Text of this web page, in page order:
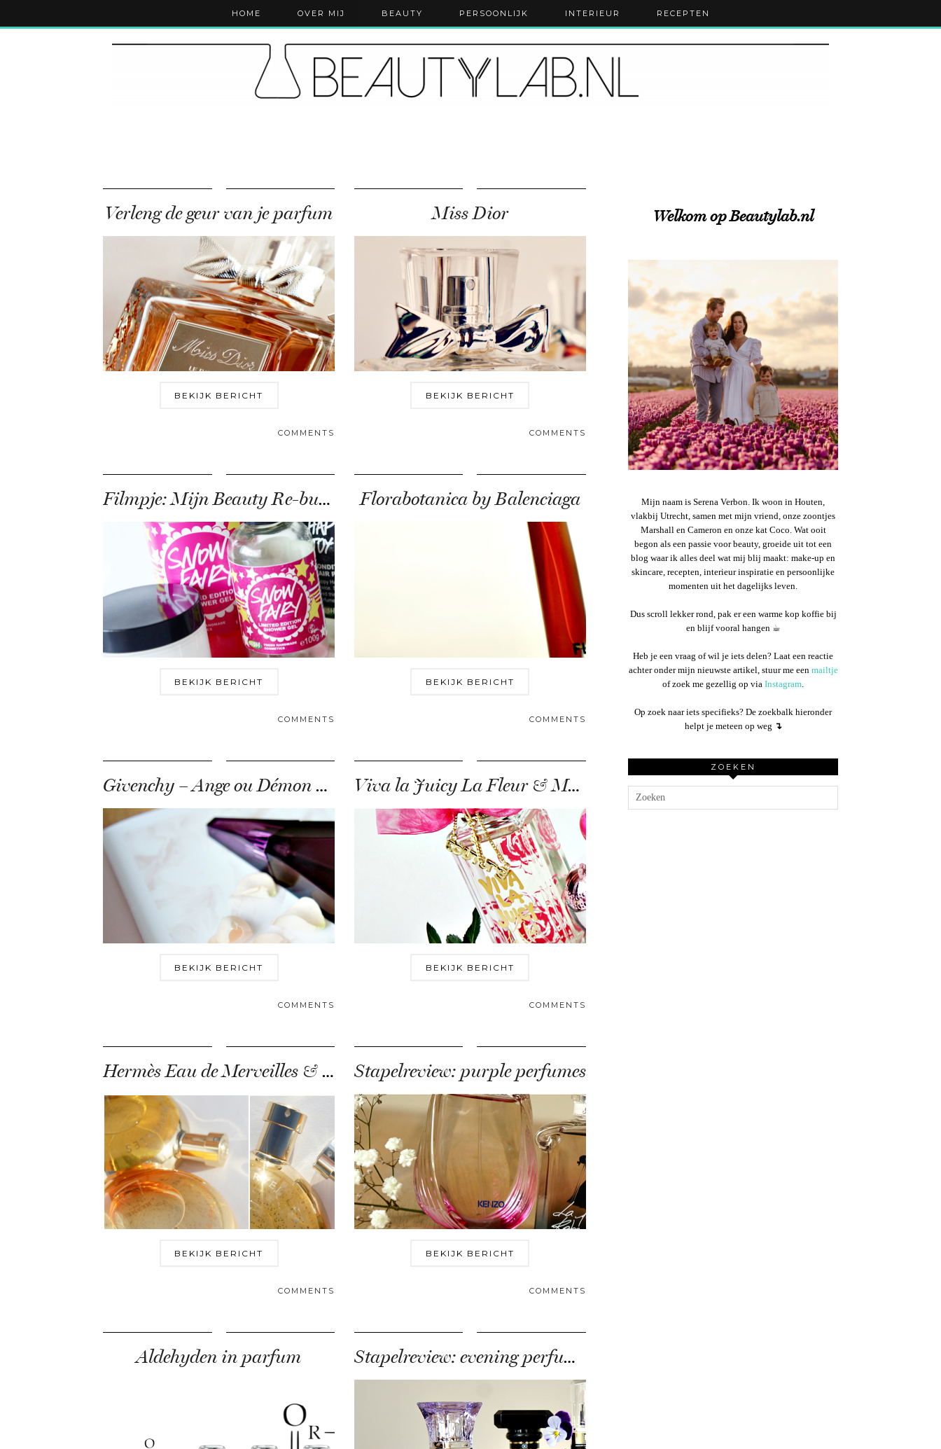
HOME OVER MIJ BEAUTY PERSOONLIJK INTERIEUR RECEPTEN
Verleng de geur van je parfum
BEKIJK BERICHT
COMMENTS
Miss Dior
BEKIJK BERICHT
COMMENTS
Filmpje: Mijn Beauty Re-buys!
BEKIJK BERICHT
COMMENTS
Florabotanica by Balenciaga
BEKIJK BERICHT
COMMENTS
Givenchy – Ange ou Démon Le Secret Elixir
BEKIJK BERICHT
COMMENTS
Viva la Juicy La Fleur & Moschino Pink Bouquet
BEKIJK BERICHT
COMMENTS
Hermès Eau de Merveilles & l’Ambre des …
BEKIJK BERICHT
COMMENTS
Stapelreview: purple perfumes
BEKIJK BERICHT
COMMENTS
Aldehyden in parfum Stapelreview: evening perfumes
Welkom op Beautylab.nl
Mijn naam is Serena Verbon. Ik woon in Houten,
vlakbij Utrecht, samen met mijn vriend, onze zoontjes
Marshall en Cameron en onze kat Coco. Wat ooit
begon als een passie voor beauty, groeide uit tot een
blog waar ik alles deel wat mij blij maakt: make-up en
skincare, recepten, interieur inspiratie en persoonlijke
momenten uit het dagelijks leven.
Dus scroll lekker rond, pak er een warme kop koffie bij
en blijf vooral hangen ☕︎
Heb je een vraag of wil je iets delen? Laat een reactie
achter onder mijn nieuwste artikel, stuur me een mailtje
of zoek me gezellig op via Instagram.
Op zoek naar iets specifieks? De zoekbalk hieronder
helpt je meteen op weg ↴
ZOEKEN